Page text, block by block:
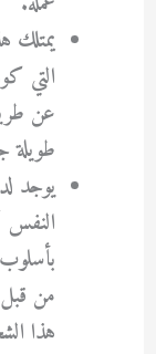
يمتلك
التي
عن
طويلة
يوجد
النفس
من
هذا